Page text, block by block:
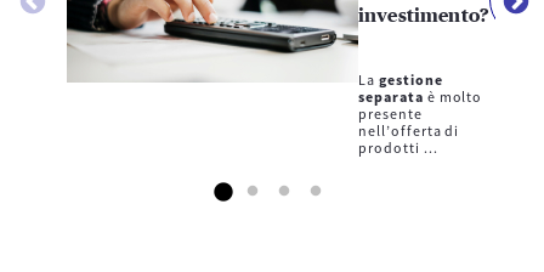
investimento?
La gestione
separata è molto
presente
nell’offerta di
prodotti ...